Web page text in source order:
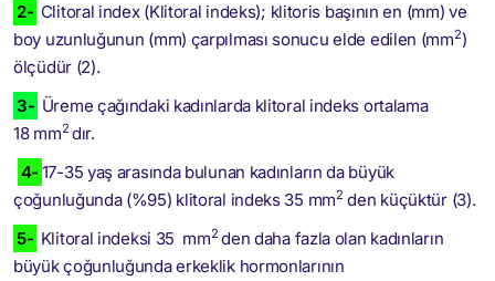
2- Clitoral index (Klitoral indeks); klitoris başının en (mm) ve
boy uzunluğunun (mm) çarpılması sonucu elde edilen (mm2)
ölçüdür (2).
3- Üreme çağındaki kadınlarda klitoral indeks ortalama
18 mm2 dır.
4- 17-35 yaş arasında bulunan kadınların da büyük
çoğunluğunda (%95) klitoral indeks 35 mm2 den küçüktür (3).
5- Klitoral indeksi 35 mm2 den daha fazla olan kadınların
büyük çoğunluğunda erkeklik hormonlarının